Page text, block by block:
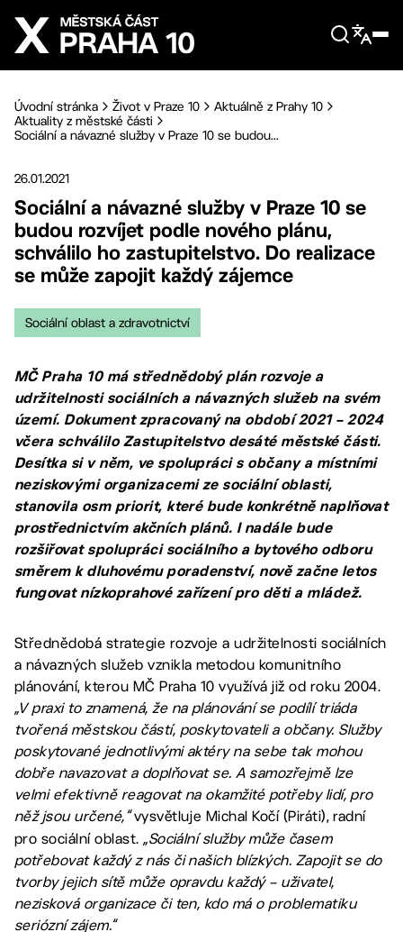
Přejít na hlavní obsah
Úvodní stránka Život v Praze 10
Aktuálně z Prahy 10
Aktuality z městské části
Sociální a návazné služby v Praze 10 se budou...
26.01.2021
Sociální a návazné služby v Praze 10 se
budou rozvíjet podle nového plánu,
schválilo ho zastupitelstvo. Do realizace
se může zapojit každý zájemce
Sociální oblast a zdravotnictví
MČ Praha 10 má střednědobý plán rozvoje a
udržitelnosti sociálních a návazných služeb na svém
území. Dokument zpracovaný na období 2021 – 2024
včera schválilo Zastupitelstvo desáté městské části.
Desítka si v něm, ve spolupráci s občany a místními
neziskovými organizacemi ze sociální oblasti,
stanovila osm priorit, které bude konkrétně naplňovat
prostřednictvím akčních plánů. I nadále bude
rozšiřovat spolupráci sociálního a bytového odboru
směrem k dluhovému poradenství, nově začne letos
fungovat nízkoprahové zařízení pro děti a mládež.
Střednědobá strategie rozvoje a udržitelnosti sociálních
a návazných služeb vznikla metodou komunitního
plánování, kterou MČ Praha 10 využívá již od roku 2004.
„V praxi to znamená, že na plánování se podílí triáda
tvořená městskou částí, poskytovateli a občany. Služby
poskytované jednotlivými aktéry na sebe tak mohou
dobře navazovat a doplňovat se. A samozřejmě lze
velmi efektivně reagovat na okamžité potřeby lidí, pro
něž jsou určené,“ vysvětluje Michal Kočí (Piráti), radní
pro sociální oblast.„Sociální služby může časem
potřebovat každý z nás či našich blízkých. Zapojit se do
tvorby jejich sítě může opravdu každý – uživatel,
nezisková organizace či ten, kdo má o problematiku
seriózní zájem.“